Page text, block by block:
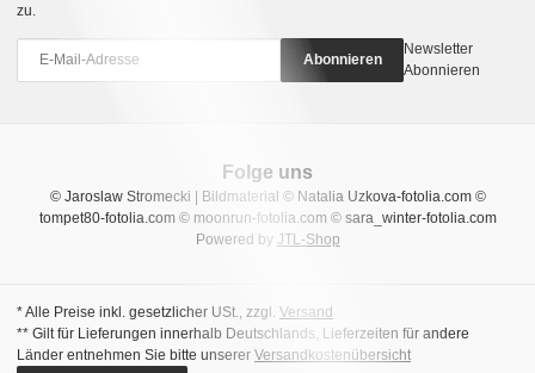
zu.
Abonnieren
Newsletter
Abonnieren
© Jaroslaw Stromecki | Bildmaterial © Natalia Uzkova-fotolia.com ©
tompet80-fotolia.com © moonrun-fotolia.com © sara_winter-fotolia.com
Powered by JTL-Shop
Folge uns
* Alle Preise inkl. gesetzlicher USt., zzgl. Versand
** Gilt für Lieferungen innerhalb Deutschlands, Lieferzeiten für andere
Länder entnehmen Sie bitte unserer Versandkostenübersicht